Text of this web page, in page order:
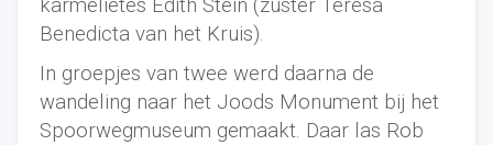
karmelietes Edith Stein (zuster Teresa
Benedicta van het Kruis).
In groepjes van twee werd daarna de
wandeling naar het Joods Monument bij het
Spoorwegmuseum gemaakt. Daar las Rob